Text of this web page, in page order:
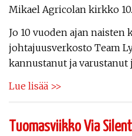
Mikael Agricolan kirkko
Jo 10 vuoden ajan
johtajuusverkosto Team
kannustanut ja varustanut
Lue lisää >>
Tuomasviikko Via